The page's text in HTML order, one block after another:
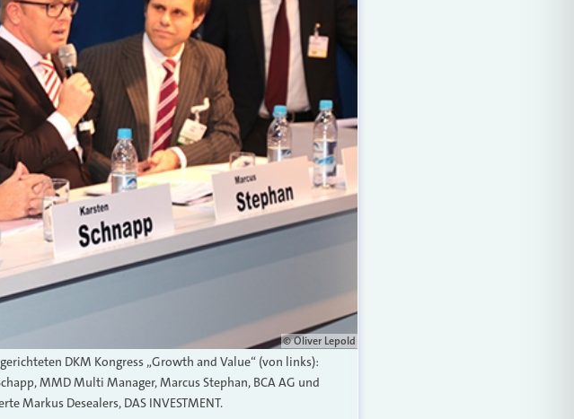
© Oliver Lepold
DKM Kongress „Growth and Value“ (von links):
MMD Multi Manager, Marcus Stephan, BCA AG und
Markus Desealers, DAS INVESTMENT.